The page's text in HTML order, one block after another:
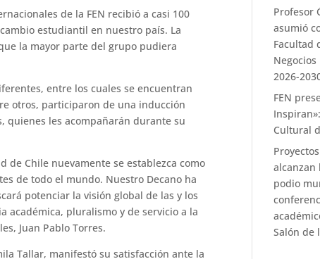
de la FEN recibió a casi 100
estudiantil en nuestro país. La
la mayor parte del grupo pudiera
entre los cuales se encuentran
otros, participaron de una inducción
quienes les acompañarán durante su
de Chile nuevamente se establezca como
de todo el mundo. Nuestro Decano ha
potenciar la visión global de las y los
académica, pluralismo y de servicio a la
Juan Pablo Torres.
Tallar, manifestó su satisfacción ante la
Profesor
asumió
Facultad
2026-
FEN
Cultural
alcanzan
podio
Salón de